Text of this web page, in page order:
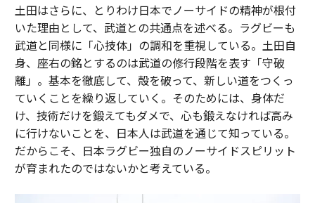
土田はさらに、とりわけ日本でノーサイドの精神が根付
いた理由として、武道との共通点を述べる。ラグビーも
武道と同様に「心技体」の調和を重視している。土田自
身、座右の銘とするのは武道の修行段階を表す「守破
離」。基本を徹底して、殻を破って、新しい道をつくっ
ていくことを繰り返していく。そのためには、身体だ
け、技術だけを鍛えてもダメで、心も鍛えなければ高み
に行けないことを、日本人は武道を通じて知っている。
だからこそ、日本ラグビー独自のノーサイドスピリット
が育まれたのではないかと考えている。